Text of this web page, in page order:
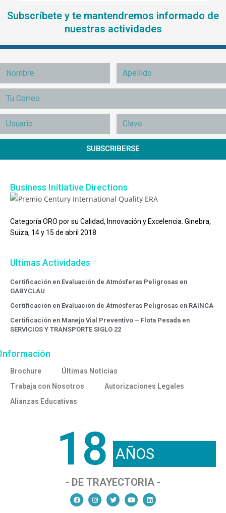
Subscríbete y te mantendremos informado de
nuestras actividades
SUBSCRIBERSE
Business Initiative Directions
Categoría ORO por su Calidad, Innovación y Excelencia. Ginebra,
Suiza, 14 y 15 de abril 2018
Ultimas Actividades
Certificación en Evaluación de Atmósferas Peligrosas en
GABYCLAU
Certificación en Evaluación de Atmósferas Peligrosas en RAINCA
Certificación en Manejo Vial Preventivo – Flota Pesada en
SERVICIOS Y TRANSPORTE SIGLO 22
Información
Brochure
Últimas Noticias
Trabaja con Nosotros
Autorizaciones Legales
Alianzas Educativas
18 AÑOS
- DE TRAYECTORIA -